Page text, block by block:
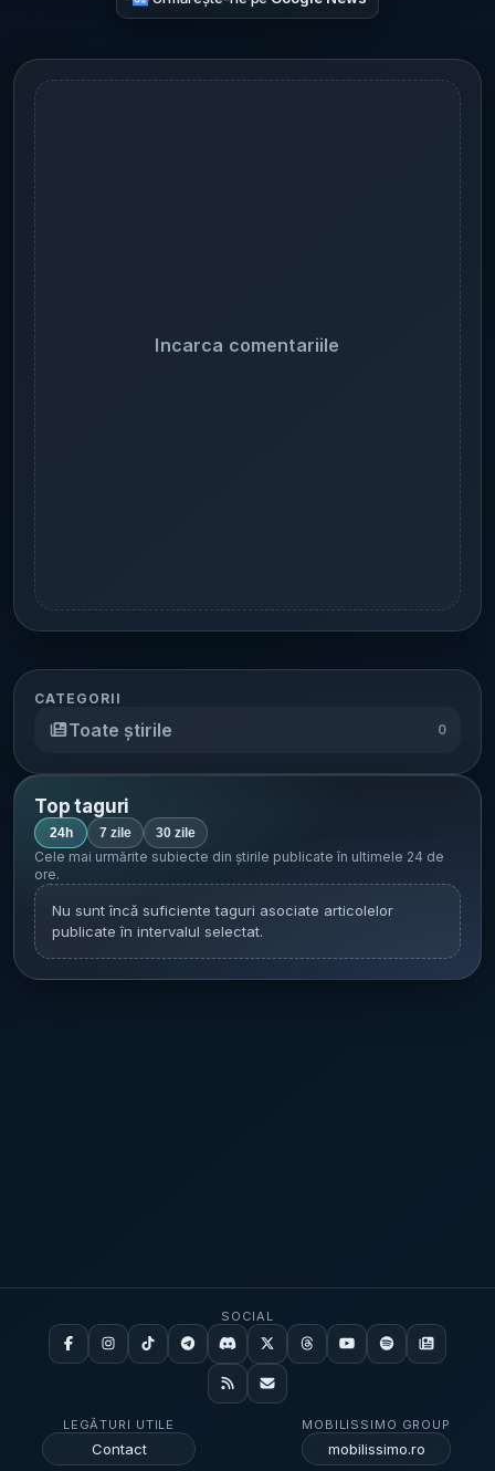
Incarca comentariile
CATEGORII
Toate știrile 0
Top taguri
24h 7 zile 30 zile
Cele mai urmărite subiecte din știrile publicate în ultimele 24 de
ore.
Nu sunt încă suficiente taguri asociate articolelor
publicate în intervalul selectat.
LEGĂTURI UTILE
Contact
SOCIAL
MOBILISSIMO GROUP
mobilissimo.ro